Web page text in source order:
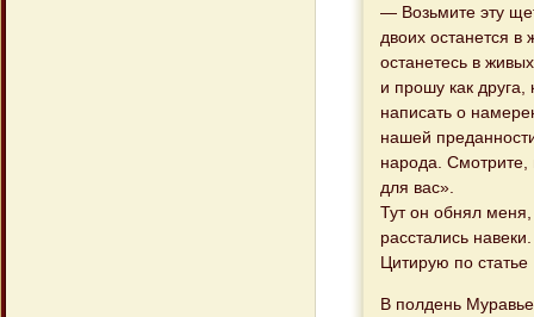
— Возьмите эту
двоих останется
останетесь в
и прошу как
написать о
нашей
народа. Смотрите,
для вас».
Тут он обнял
расстались навеки.
Цитирую по
В полдень